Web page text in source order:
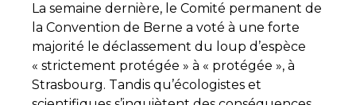
La semaine dernière, le Comité permanent de
la Convention de Berne a voté à une forte
majorité le déclassement du loup d’espèce
« strictement protégée » à « protégée », à
Strasbourg. Tandis qu’écologistes et